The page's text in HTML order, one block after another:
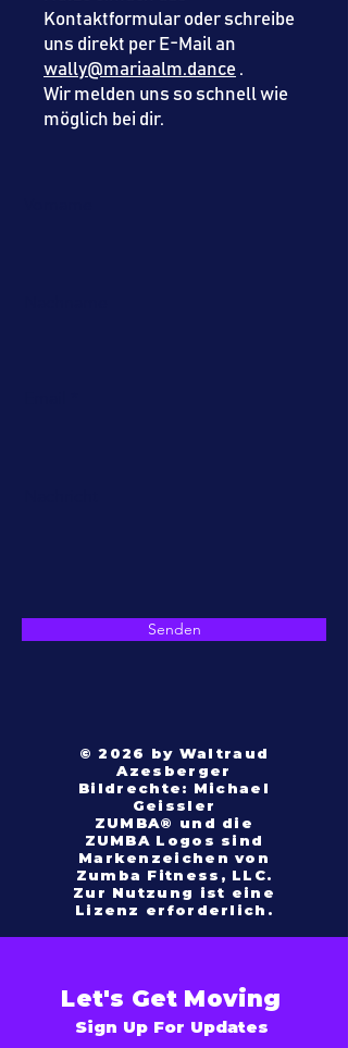
Kontaktformular oder schreibe
uns direkt per E-Mail an
wally@mariaalm.dance .
Wir melden uns so schnell wie
möglich bei dir.
Senden
© 2026 by Waltraud
Azesberger
Bildrechte: Michael
Geissler
ZUMBA® und die
ZUMBA Logos sind
Markenzeichen von
Zumba Fitness, LLC.
Zur Nutzung ist eine
Lizenz erforderlich.
Let's Get Moving
Sign Up For Updates